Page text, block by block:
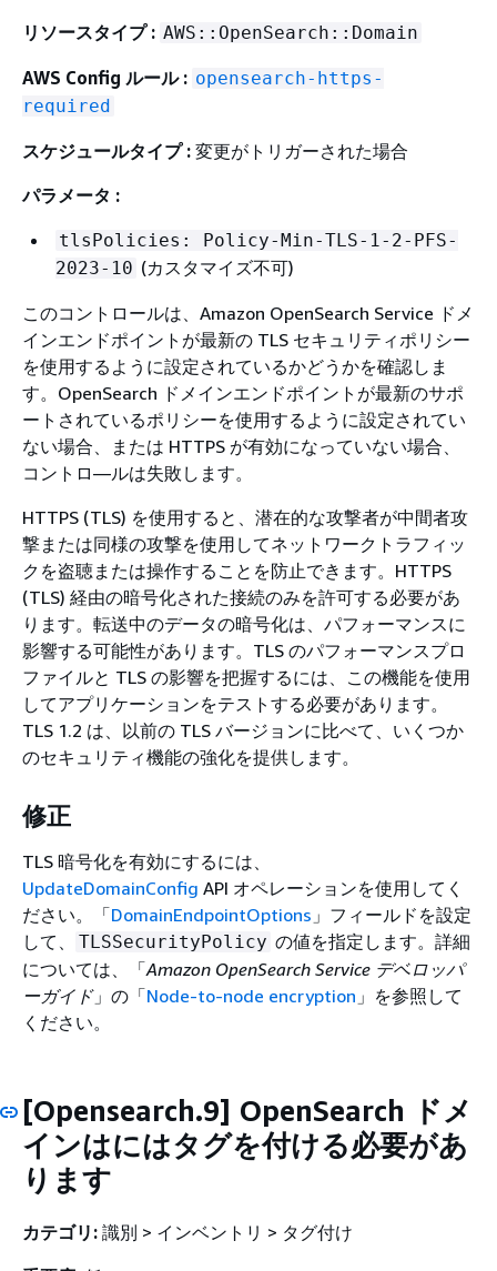
リソースタイプ : AWS::OpenSearch::Domain
AWS Config ルール : opensearch-https-
required
スケジュールタイプ : 変更がトリガーされた場合
パラメータ :
tlsPolicies: Policy-Min-TLS-1-2-PFS-
2023-10 (カスタマイズ不可)
このコントロールは、Amazon OpenSearch Service ドメ
インエンドポイントが最新の TLS セキュリティポリシー
を使用するように設定されているかどうかを確認しま
す。OpenSearch ドメインエンドポイントが最新のサポ
ートされているポリシーを使用するように設定されてい
ない場合、または HTTPS が有効になっていない場合、
コントロ―ルは失敗します。
HTTPS (TLS) を使用すると、潜在的な攻撃者が中間者攻
撃または同様の攻撃を使用してネットワークトラフィッ
クを盗聴または操作することを防止できます。HTTPS
(TLS) 経由の暗号化された接続のみを許可する必要があ
ります。転送中のデータの暗号化は、パフォーマンスに
影響する可能性があります。TLS のパフォーマンスプロ
ファイルと TLS の影響を把握するには、この機能を使用
してアプリケーションをテストする必要があります。
TLS 1.2 は、以前の TLS バージョンに比べて、いくつか
のセキュリティ機能の強化を提供します。
修正
TLS 暗号化を有効にするには、
UpdateDomainConfig API オペレーションを使用してく
ださい。「DomainEndpointOptions 」フィールドを設定
して、
TLSSecurityPolicy の値を指定します。詳細
については、「Amazon OpenSearch Service デベロッパ
ーガイド」の「Node-to-node encryption 」を参照して
ください。
[Opensearch.9] OpenSearch ドメ
インはにはタグを付ける必要があ
ります
カテゴリ: 識別 > インベントリ > タグ付け